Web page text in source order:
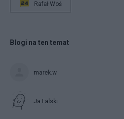
Rafał Woś
Blogi na ten temat
marek.w
Ja Falski